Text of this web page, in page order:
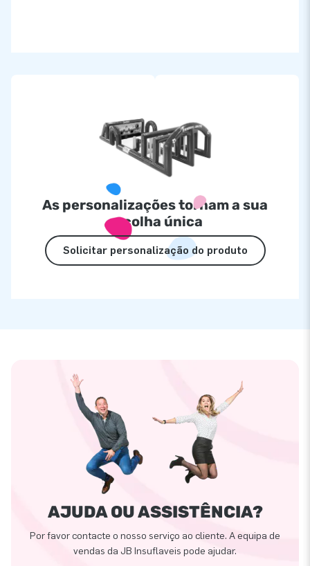
As personalizações tornam a sua
escolha única
Solicitar personalização do produto
AJUDA OU ASSISTÊNCIA?
Por favor contacte o nosso serviço ao cliente. A equipa de
vendas da JB Insuflaveis pode ajudar.